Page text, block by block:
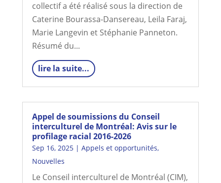
collectif a été réalisé sous la direction de
Caterine Bourassa-Dansereau, Leila Faraj,
Marie Langevin et Stéphanie Panneton.
Résumé du...
lire la suite...
Appel de soumissions du Conseil
interculturel de Montréal: Avis sur le
profilage racial 2016-2026
Sep 16, 2025| Appels et opportunités,
Nouvelles
Le Conseil interculturel de Montréal (CIM),